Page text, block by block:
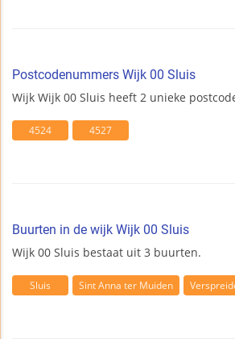
Postcodenummers Wijk 00 Sluis
Wijk Wijk 00 Sluis heeft 2 unieke
4524 4527
Buurten in de wijk Wijk 00 Sluis
Wijk 00 Sluis bestaat uit 3 buurten.
Sluis Sint Anna ter Muiden